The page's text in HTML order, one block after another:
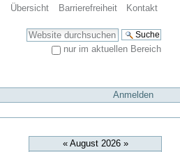
Übersicht Barrierefreiheit Kontakt
Website durchsuchen
nur im aktuellen Bereich
Anmelden
«August 2026 »